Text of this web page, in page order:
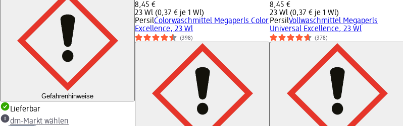
Gefahrenhinweise
Lieferbar
dm-Markt wählen
8,45 €
23 Wl (0,37 € je 1 Wl)
PersilColorwaschmittel Megaperls Color
Excellence, 23 Wl
(398)
8,45 €
23 Wl (0,37 € je 1 Wl)
PersilVollwaschmittel Megaperls
Universal Excellence, 23 Wl
(378)